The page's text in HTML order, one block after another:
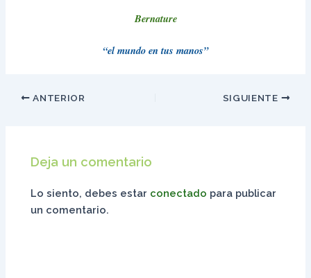
Bernature
“el mundo en tus manos”
ANTERIOR SIGUIENTE
Deja un comentario
Lo siento, debes estar conectado para publicar
un comentario.